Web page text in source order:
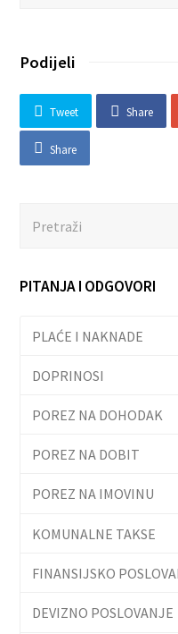
Podijeli
Tweet Share
Share
PITANJA I ODGOVORI
PLAĆE I NAKNADE
DOPRINOSI
POREZ NA DOHODAK
POREZ NA DOBIT
POREZ NA IMOVINU
KOMUNALNE TAKSE
FINANSIJSKO
DEVIZNO POSLOVANJE